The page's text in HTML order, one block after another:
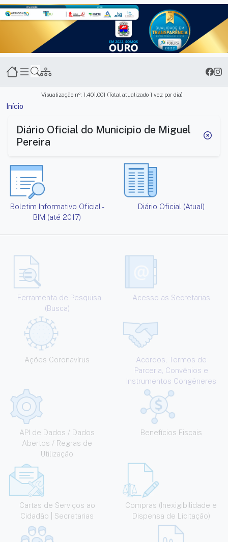
Transparência Miguel Pereira
Início
Visualização nº: 1.401.001 (Total atualizado 1 vez por dia)
Serviços e informações
Diário Oficial do Município de Miguel
Pereira
Boletim Informativo Oficial -
BIM (até 2017)
Diário Oficial (Atual)
Ferramenta de Pesquisa
(Busca)
Acesso as Secretarias
Ações Coronavírus
Acordos, Termos de
Parceria, Convênios e
Instrumentos Congêneres
API de Dados / Dados
Abertos / Regras de
Utilização
Benefícios Fiscais
Cartas de Serviços ao
Cidadão | Secretarias
Compras (Inexigibilidade e
Dispensa de Licitação)